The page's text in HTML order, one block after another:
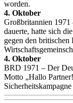
worden.
4. Oktober
Großbritannien
dauerte, hatte sich
gegen den
4. Oktober
BRD 1971 – Der
Motto „Hallo
Sicherheitskampagne